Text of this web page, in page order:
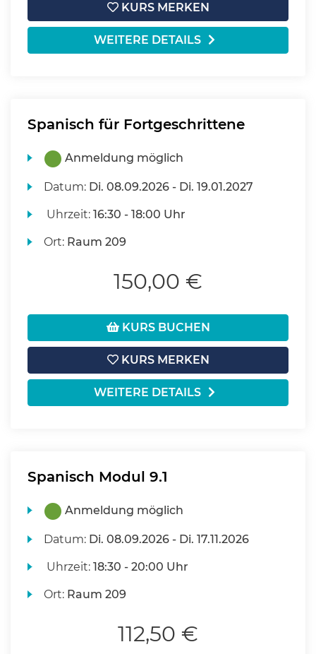
KURS MERKEN
WEITERE DETAILS
Spanisch für Fortgeschrittene
Anmeldung möglich
Datum: Di. 08.09.2026 - Di. 19.01.2027
Uhrzeit:16:30 - 18:00 Uhr
Ort: Raum 209
150,00 €
KURS BUCHEN
KURS MERKEN
WEITERE DETAILS
Spanisch Modul 9.1
Anmeldung möglich
Datum: Di. 08.09.2026 - Di. 17.11.2026
Uhrzeit:18:30 - 20:00 Uhr
Ort: Raum 209
112,50 €